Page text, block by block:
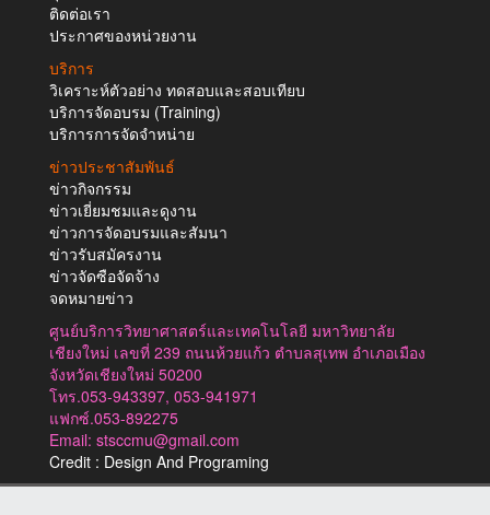
ติดต่อเรา
ประกาศของหน่วยงาน
บริการ
วิเคราะห์ตัวอย่าง ทดสอบและสอบเทียบ
บริการจัดอบรม (Training)
บริการการจัดจำหน่าย
ข่าวประชาสัมพันธ์
ข่าวกิจกรรม
ข่าวเยี่ยมชมและดูงาน
ข่าวการจัดอบรมและสัมนา
ข่าวรับสมัครงาน
ข่าวจัดซือจัดจ้าง
จดหมายข่าว
ศูนย์บริการวิทยาศาสตร์และเทคโนโลยี มหาวิทยาลัย
เชียงใหม่ เลขที่ 239 ถนนห้วยแก้ว ตำบลสุเทพ อำเภอเมือง
จังหวัดเชียงใหม่ 50200
โทร.053-943397, 053-941971
แฟกซ์.053-892275
Email: stsccmu@gmail.com
Credit : Design And Programing